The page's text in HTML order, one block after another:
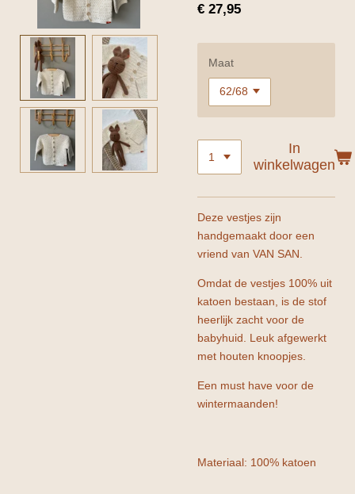
€ 27,95
Maat
In
winkelwagen
Deze vestjes zijn
handgemaakt door een
vriend van VAN SAN.
Omdat de vestjes 100% uit
katoen bestaan, is de stof
heerlijk zacht voor de
babyhuid. Leuk afgewerkt
met houten knoopjes.
Een must have voor de
wintermaanden!
Materiaal: 100% katoen